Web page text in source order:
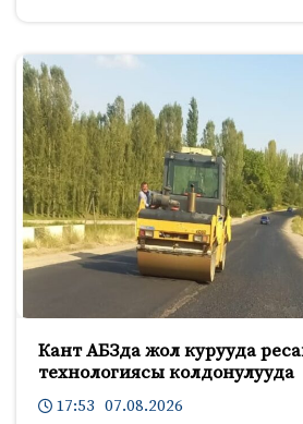
Кант АБЗда жол курууда
технологиясы колдонулууда
17:53 07.08.2026